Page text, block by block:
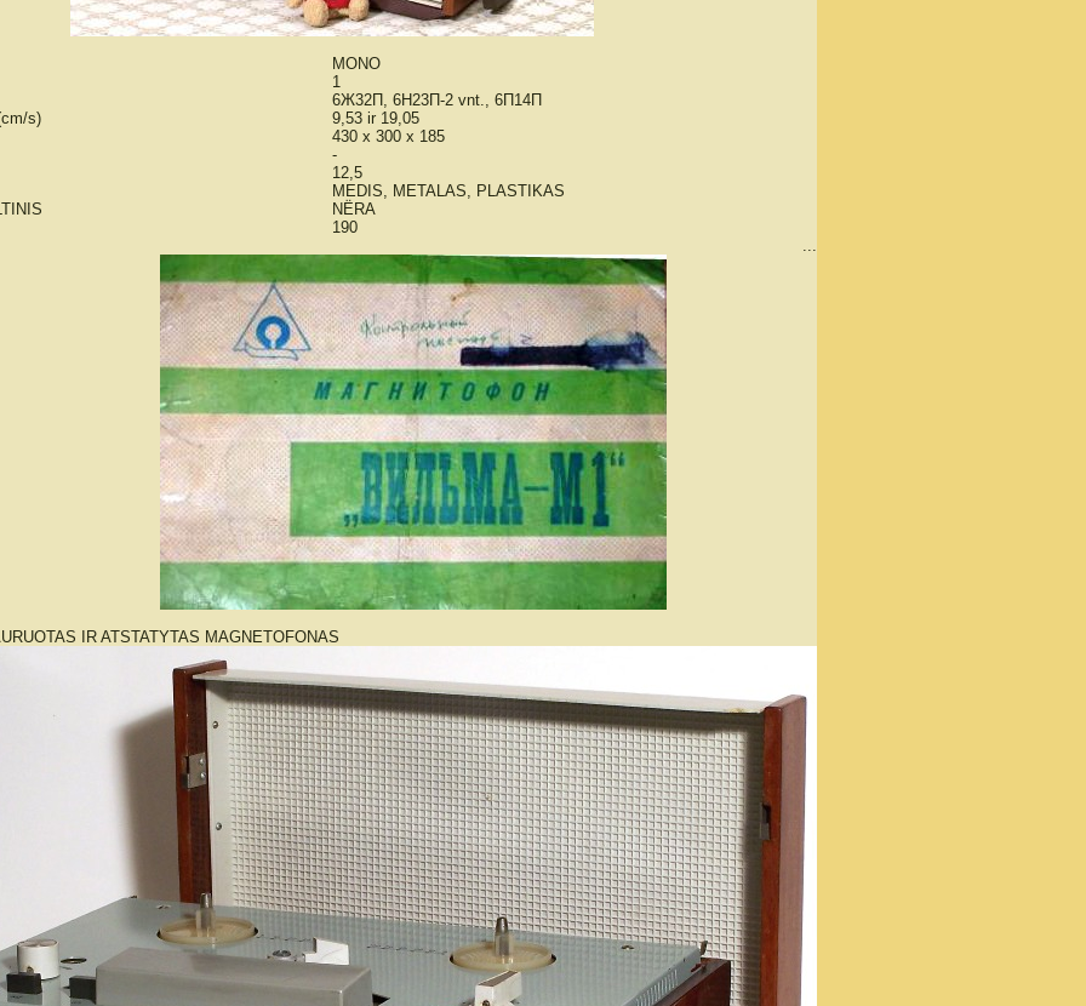
s)
MONO
1
6Ж32П, 6Н23П-2 vnt., 6П14П
9,53 ir 19,05
430 x 300 x 185
-
12,5
MEDIS, METALAS, PLASTIKAS
NËRA
190
...
IR ATSTATYTAS MAGNETOFONAS